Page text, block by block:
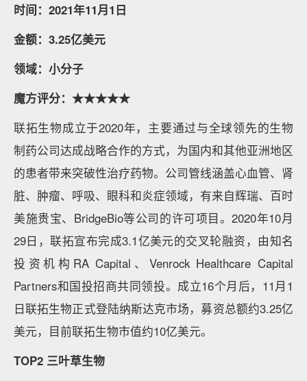
时间：2021年11月1日
金额：3.25亿美元
领域：小分子
魔方评分：★★★★★
联拓生物成立于2020年，主要通过与全球领先的生物
制药公司达成战略合作的方式，为国内和其他亚洲地区
的患者带来突破性治疗药物。公司管线涵盖心血管、肾
脏、肿瘤、呼吸、眼科和炎症领域，有来自辉瑞、百时
美施贵宝、BridgeBio等公司的许可项目。2020年10月
29日，联拓宣布完成3.1亿美元的交叉轮融资，由知名
投资机构RA Capital、Venrock Healthcare Capital
Partners和国投招商共同领投。成立16个月后，11月1
日联拓生物正式登陆纳斯达克市场，募资总额约3.25亿
美元，目前联拓生物市值约10亿美元。
TOP2 三叶草生物